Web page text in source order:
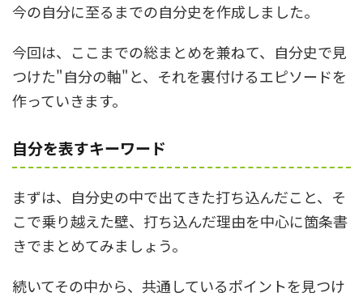
今の自分に至るまでの自分史を作成しました。
今回は、ここまでの総まとめを兼ねて、自分史で見
つけた"自分の軸"と、それを裏付けるエピソードを
作っていきます。
自分を表すキーワード
まずは、自分史の中で出てきた打ち込んだこと、そ
こで乗り越えた壁、打ち込んだ理由を中心に箇条書
きでまとめてみましょう。
続いてその中から、共通しているポイントを見つけ